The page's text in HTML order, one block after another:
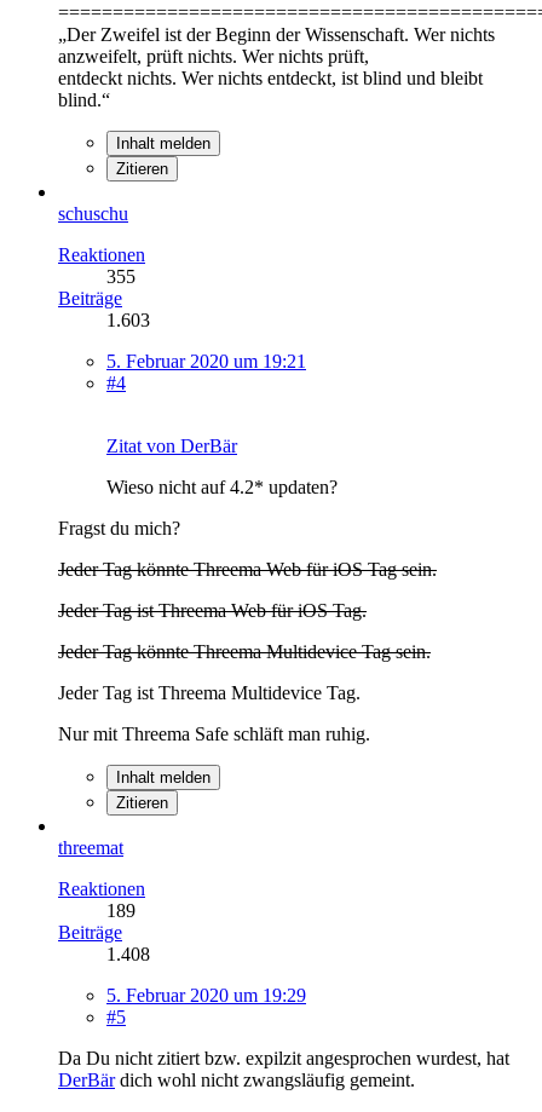
„Der Zweifel ist der Beginn der Wissenschaft. Wer nichts
anzweifelt, prüft nichts. Wer nichts prüft,
entdeckt nichts. Wer nichts entdeckt, ist blind und bleibt
blind.“
Inhalt melden
Zitieren
schuschu
Reaktionen
355
Beiträge
1.603
5. Februar 2020 um 19:21
#4
Zitat von DerBär
Wieso nicht auf 4.2* updaten?
Fragst du mich?
Jeder Tag könnte Threema Web für iOS Tag sein.
Jeder Tag ist Threema Web für iOS Tag.
Jeder Tag könnte Threema Multidevice Tag sein.
Jeder Tag ist Threema Multidevice Tag.
Nur mit Threema Safe schläft man ruhig.
Inhalt melden
Zitieren
threemat
Reaktionen
189
Beiträge
1.408
5. Februar 2020 um 19:29
#5
Da Du nicht zitiert bzw. expilzit angesprochen wurdest, hat
DerBärdich wohl nicht zwangsläufig gemeint.